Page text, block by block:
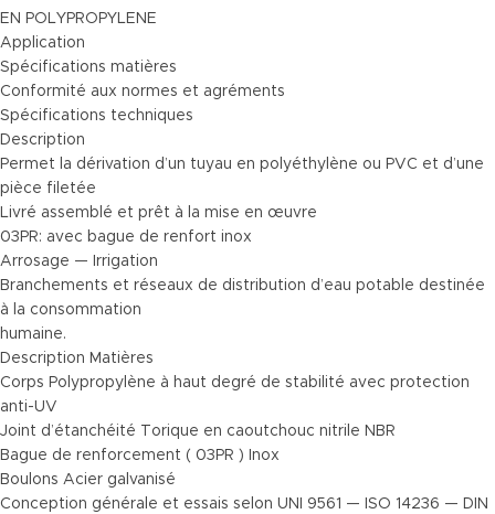
EN POLYPROPYLENE
Application
Spécifications matières
Conformité aux normes et agréments
Spécifications techniques
Description
Permet la dérivation d’un tuyau en polyéthylène ou PVC et d’une
pièce filetée
Livré assemblé et prêt à la mise en œuvre
03PR: avec bague de renfort inox
Arrosage — Irrigation
Branchements et réseaux de distribution d’eau potable destinée
à la consommation
humaine.
Description Matières
Corps Polypropylène à haut degré de stabilité avec protection
anti-UV
Joint d’étanchéité Torique en caoutchouc nitrile NBR
Bague de renforcement ( 03PR ) Inox
Boulons Acier galvanisé
Conception générale et essais selon UNI 9561 — ISO 14236 — DIN